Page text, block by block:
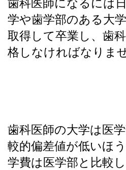
学や歯学部のある大
取得して卒業し、歯
格しなければなりませ
歯科医師の大学は医
較的偏差値が低いほ
学費は医学部と比較